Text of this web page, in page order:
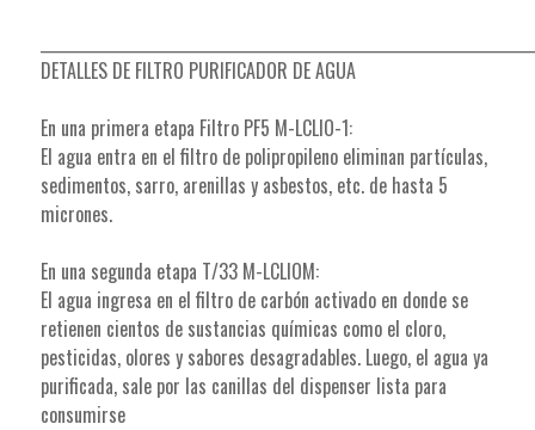
DETALLES DE FILTRO PURIFICADOR DE AGUA
En una primera etapa Filtro PF5 M-LCLIO-1:
El agua entra en el filtro de polipropileno eliminan partículas,
sedimentos, sarro, arenillas y asbestos, etc. de hasta 5
micrones.
En una segunda etapa T/33 M-LCLIOM:
El agua ingresa en el filtro de carbón activado en donde se
retienen cientos de sustancias químicas como el cloro,
pesticidas, olores y sabores desagradables. Luego, el agua ya
purificada, sale por las canillas del dispenser lista para
consumirse